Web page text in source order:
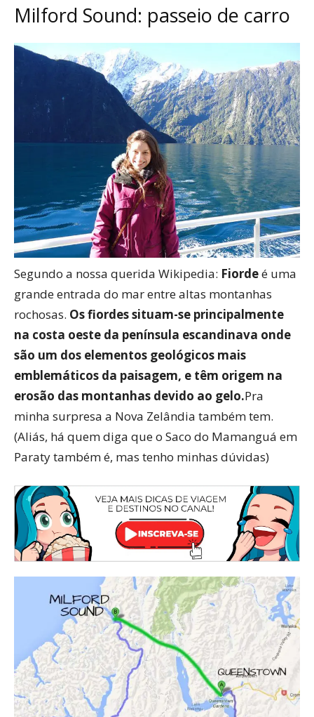
Milford Sound: passeio de carro
Segundo a nossa querida Wikipedia: Fiordeé uma
grande entrada do mar entre altas montanhas
rochosas. Os fiordes situam-se principalmente
na costa oeste da península escandinava onde
são um dos elementos geológicos mais
emblemáticos da paisagem, e têm origem na
erosão das montanhas devido ao gelo.Pra
minha surpresa a Nova Zelândia também tem.
(Aliás, há quem diga que o Saco do Mamanguá em
Paraty também é, mas tenho minhas dúvidas)